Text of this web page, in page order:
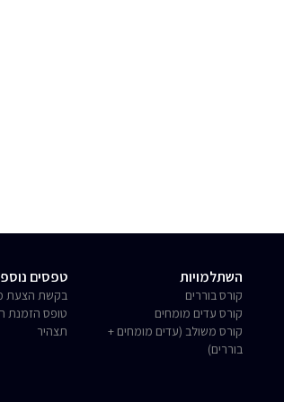
השתלמויות
קורס בוררים
קורס עדים מומחים
קורס משולב (עדים מומחים +
בוררים)
טפסים
בקשת הצעת
טופס הזמנת
תצהיר